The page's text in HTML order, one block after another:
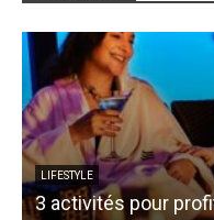
LIFESTYLE
3 activités pour